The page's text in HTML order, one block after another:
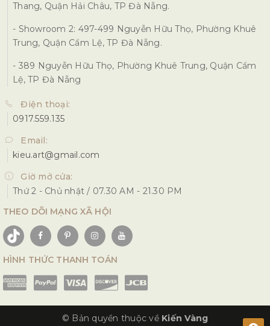
Thang, Quận Hải Châu, TP Đà Nẵng.
- Showroom 2: 497-499 Nguyễn Hữu Thọ, Phường Khuê
Trung, Quận Cẩm Lệ, TP Đà Nẵng.
- 389 Nguyễn Hữu Thọ, Phường Khuê Trung, Quận Cẩm
Lệ, TP Đà Nẵng
Điện thoại:
0917.559.135
Email:
kieu.art@gmail.com
Giờ mở cửa:
Thứ 2 - Chủ nhật / 07.30 AM - 21.30 PM
THEO DÕI MẠNG XÃ HỘI
HÌNH THỨC THANH TOÁN
© Bản quyền thuộc về Kiến Vàng